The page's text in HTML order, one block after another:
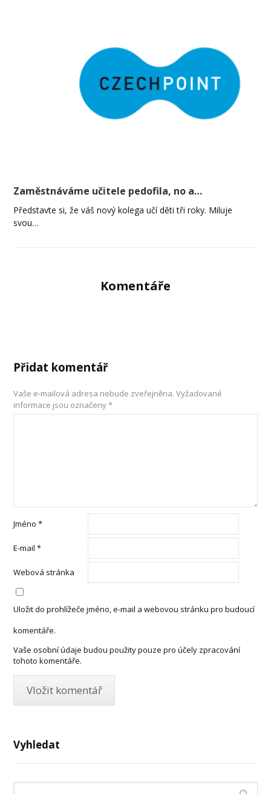
Zaměstnáváme učitele pedofila, no a…
Představte si, že váš nový kolega učí děti tři roky. Miluje
svou…
Komentáře
Přidat komentář
Vaše e-mailová adresa nebude zveřejněna. Vyžadované
informace jsou označeny*
Jméno*
E-mail*
Webová stránka
Uložit do prohlížeče jméno, e-mail a webovou stránku pro budoucí
komentáře.
Vaše osobní údaje budou použity pouze pro účely zpracování
tohoto komentáře.
Vyhledat